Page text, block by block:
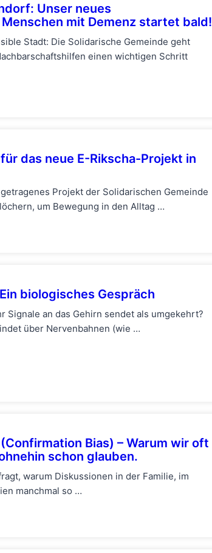
Unser neues
mit Demenz startet bald!
Stadt: Die Solidarische Gemeinde geht
einen wichtigen Schritt
das neue E-Rikscha-Projekt in
Projekt der Solidarischen Gemeinde
um Bewegung in den Alltag …
biologisches Gespräch
Signale an das Gehirn sendet als umgekehrt?
über Nervenbahnen (wie …
Bias) – Warum wir oft
schon glauben.
warum Diskussionen in der Familie, im
manchmal so …